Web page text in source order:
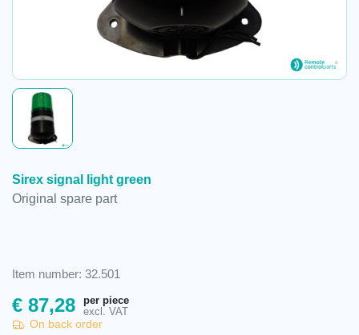
Sirex signal light green
Original spare part
Item number: 32.501
€ 87,28
per piece
excl. VAT
On back order